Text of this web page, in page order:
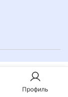
Профиль